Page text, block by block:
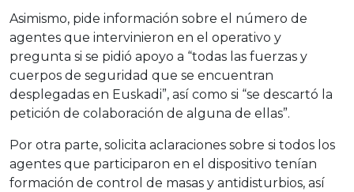
Asimismo, pide información sobre el número de
agentes que intervinieron en el operativo y
pregunta si se pidió apoyo a “todas las fuerzas y
cuerpos de seguridad que se encuentran
desplegadas en Euskadi”, así como si “se descartó la
petición de colaboración de alguna de ellas”.
Por otra parte, solicita aclaraciones sobre si todos los
agentes que participaron en el dispositivo tenían
formación de control de masas y antidisturbios, así